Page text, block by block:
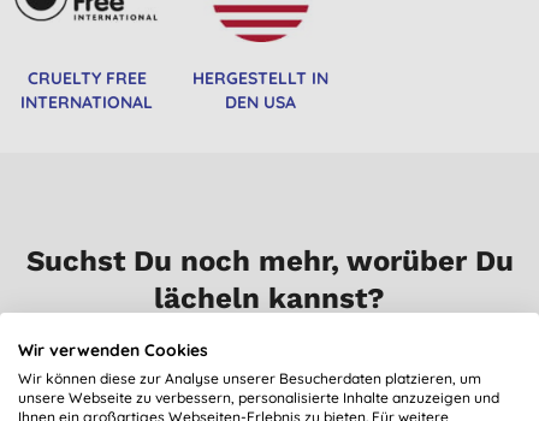
CRUELTY FREE
INTERNATIONAL
HERGESTELLT IN
DEN USA
Suchst Du noch mehr, worüber Du
lächeln kannst?
Trage dich für unseren Newsletter ein, und Du erhälst
regelmäßig Neuigkeiten, Ausblicke, Tipps und exklusive
Angebote nur für Abonnenten.
Wir verwenden Cookies
Wir können diese zur Analyse unserer Besucherdaten platzieren, um
unsere Webseite zu verbessern, personalisierte Inhalte anzuzeigen und
Ihnen ein großartiges Webseiten-Erlebnis zu bieten. Für weitere